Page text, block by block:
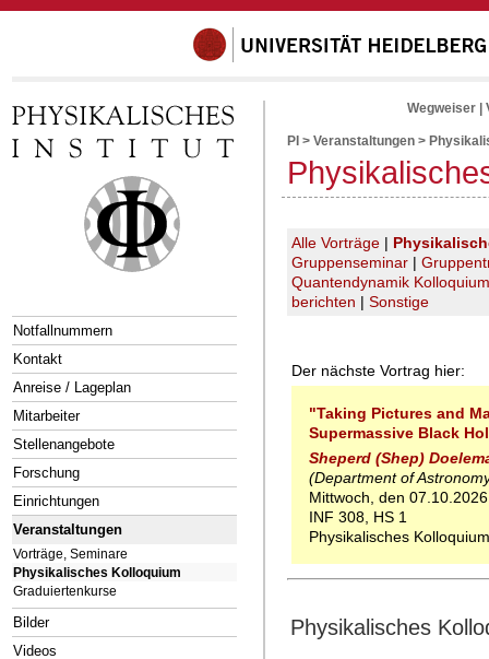
Notfallnummern
Kontakt
Anreise / Lageplan
Mitarbeiter
Stellenangebote
Forschung
Einrichtungen
Veranstaltungen
Vorträge, Seminare
Physikalisches Kolloquium
Graduiertenkurse
Bilder
Videos
Wegweiser
PI > Veranstaltungen >
Alle Vorträge |
Gruppenseminar |
Quantendynamik Kolloquium
berichten | Sonstige
Der nächste Vortrag hier:
"Taking Pictures and
Supermassive Black
Sheperd (Shep)
(Department of
Mittwoch, den
INF 308, HS 1
Physikalisches Kolloquium
Physikalisches